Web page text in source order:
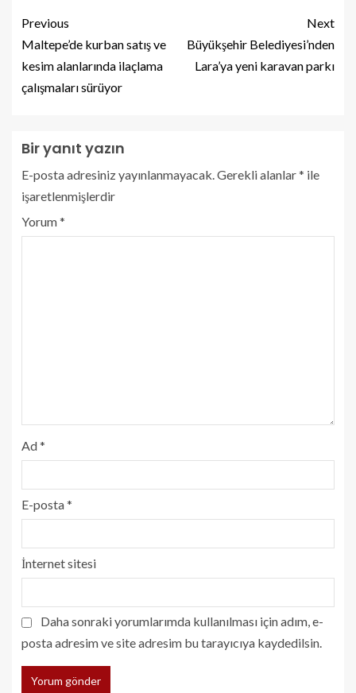
Previous
Maltepe’de kurban satış ve
kesim alanlarında ilaçlama
çalışmaları sürüyor
Next
Büyükşehir Belediyesi’nden
Lara’ya yeni karavan parkı
Bir yanıt yazın
E-posta adresiniz yayınlanmayacak. Gerekli alanlar* ile
işaretlenmişlerdir
Yorum*
Ad*
E-posta*
İnternet sitesi
Daha sonraki yorumlarımda kullanılması için adım, e-
posta adresim ve site adresim bu tarayıcıya kaydedilsin.